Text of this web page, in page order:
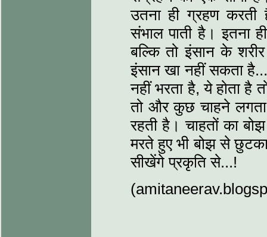
उतना ही ग्रहण
संभाल पाती है। इतना
बल्कि तो इंसान के
इंसान खा नहीं सकता
नहीं भरता है, ये होता
तो और कुछ चाहने
रहती है। चाहतों का
मरते हुए भी बोझ से
सीखेंगे प्रकृति से...!